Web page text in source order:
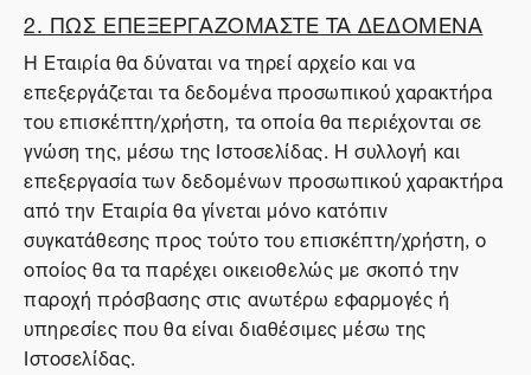
2. ΠΩΣ ΕΠΕΞΕΡΓΑΖΟΜΑΣΤΕ ΤΑ ΔΕΔΟΜΕΝΑ
Η Εταιρία θα δύναται να τηρεί αρχείο και να
επεξεργάζεται τα δεδομένα προσωπικού χαρακτήρα
του επισκέπτη/χρήστη, τα οποία θα περιέχονται σε
γνώση της, μέσω της Ιστοσελίδας. Η συλλογή και
επεξεργασία των δεδομένων προσωπικού χαρακτήρα
από την Εταιρία θα γίνεται μόνο κατόπιν
συγκατάθεσης προς τούτο του επισκέπτη/χρήστη, ο
οποίος θα τα παρέχει οικειοθελώς με σκοπό την
παροχή πρόσβασης στις ανωτέρω εφαρμογές ή
υπηρεσίες που θα είναι διαθέσιμες μέσω της
Ιστοσελίδας.